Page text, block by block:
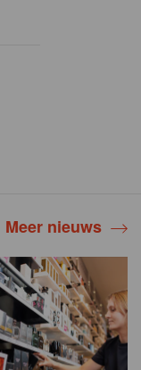
Meer nieuws